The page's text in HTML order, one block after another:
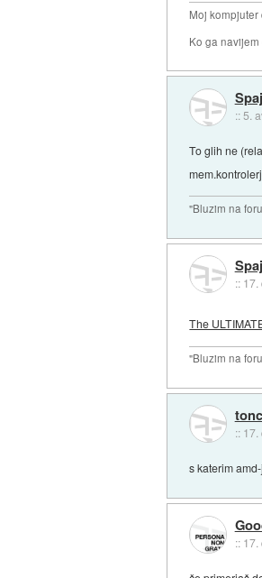
Moj kompjuter
Ko ga navijem
:: 5.
To glih ne
"Bluzim na
:: 17.
The
"Bluzim na
:: 17.
s katerim
:: 17.